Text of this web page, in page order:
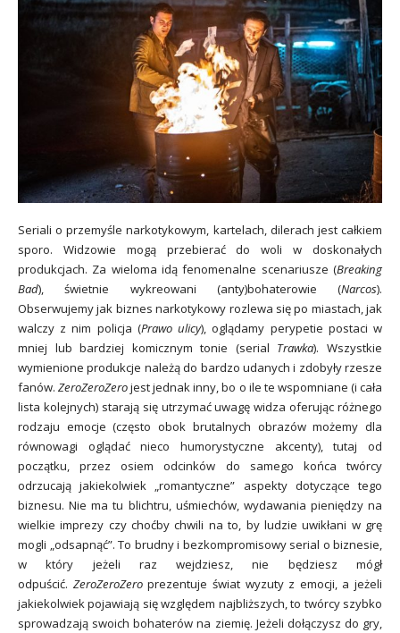
Seriali o przemyśle narkotykowym, kartelach, dilerach jest całkiem
sporo. Widzowie mogą przebierać do woli w doskonałych
produkcjach. Za wieloma idą fenomenalne scenariusze (Breaking
Bad), świetnie wykreowani (anty)bohaterowie (Narcos).
Obserwujemy jak biznes narkotykowy rozlewa się po miastach, jak
walczy z nim policja (Prawo ulicy), oglądamy perypetie postaci w
mniej lub bardziej komicznym tonie (serial Trawka). Wszystkie
wymienione produkcje należą do bardzo udanych i zdobyły rzesze
fanów.ZeroZeroZerojest jednak inny, bo o ile te wspomniane (i cała
lista kolejnych) starają się utrzymać uwagę widza oferując różnego
rodzaju emocje (często obok brutalnych obrazów możemy dla
równowagi oglądać nieco humorystyczne akcenty), tutaj od
początku, przez osiem odcinków do samego końca twórcy
odrzucają jakiekolwiek „romantyczne” aspekty dotyczące tego
biznesu. Nie ma tu blichtru, uśmiechów, wydawania pieniędzy na
wielkie imprezy czy choćby chwili na to, by ludzie uwikłani w grę
mogli „odsapnąć”. To brudny i bezkompromisowy serial o biznesie,
w który jeżeli raz wejdziesz, nie będziesz mógł
odpuścić. ZeroZeroZeroprezentuje świat wyzuty z emocji, a jeżeli
jakiekolwiek pojawiają się względem najbliższych, to twórcy szybko
sprowadzają swoich bohaterów na ziemię. Jeżeli dołączysz do gry,